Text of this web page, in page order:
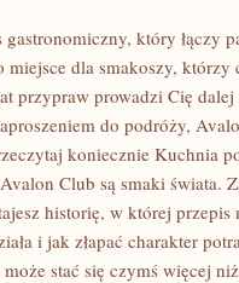
który łączy
miejsce dla smakoszy, którzy
przypraw prowadzi Cię dalej
do podróży,
koniecznie Kuchnia
Club są smaki świata.
historię, w której przepis
i jak złapać charakter
stać się czymś więcej